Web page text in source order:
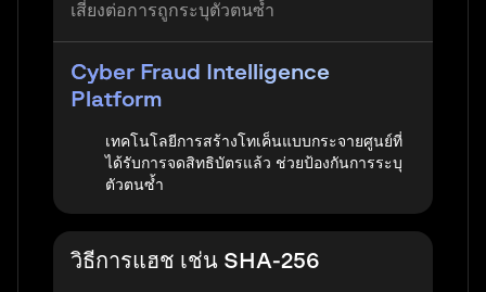
เสี่ยงต่อการถูกระบุตัวตนซ้ำ
Cyber Fraud Intelligence
Platform
เทคโนโลยีการสร้างโทเค็นแบบกระจายศูนย์ที่
ได้รับการจดสิทธิบัตรแล้ว ช่วยป้องกันการระบุ
ตัวตนซ้ำ
วิธีการแฮช เช่น SHA-256